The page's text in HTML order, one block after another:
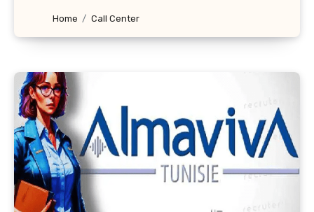
Home Call Center